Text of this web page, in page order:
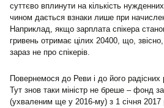
суттєво вплинути на кількість
чином дається взнаки лише при
Наприклад, якщо зарплата спікера
гривень отримає цілих 20400, що,
зараз не про спікерів.
Повернемося до Реви і до його
Тут знов таки міністр не бреше – фонд
(ухваленим ще у 2016-му) з 1 січня 2017